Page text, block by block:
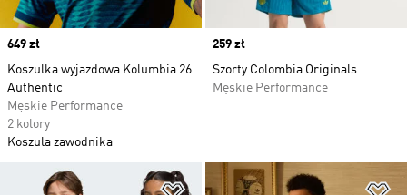
Price
649 zł
Koszulka wyjazdowa Kolumbia 26
Authentic
Męskie Performance
2 kolory
Koszula zawodnika
Price
259 zł
Szorty Colombia Originals
Męskie Performance
Dodaj do listy życzeń